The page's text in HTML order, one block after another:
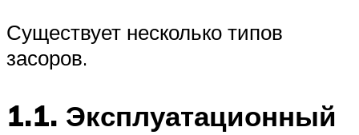
Существует несколько типов
засоров.
1.1. Эксплуатационный